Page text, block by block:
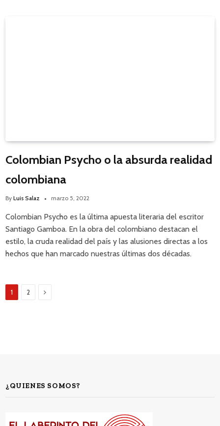
Colombian Psycho o la absurda realidad
colombiana
By Luis Salaz marzo 5, 2022
Colombian Psycho es la última apuesta literaria del escritor
Santiago Gamboa. En la obra del colombiano destacan el
estilo, la cruda realidad del país y las alusiones directas a los
hechos que han marcado nuestras últimas dos décadas.
1 2 Next
¿QUIENES SOMOS?